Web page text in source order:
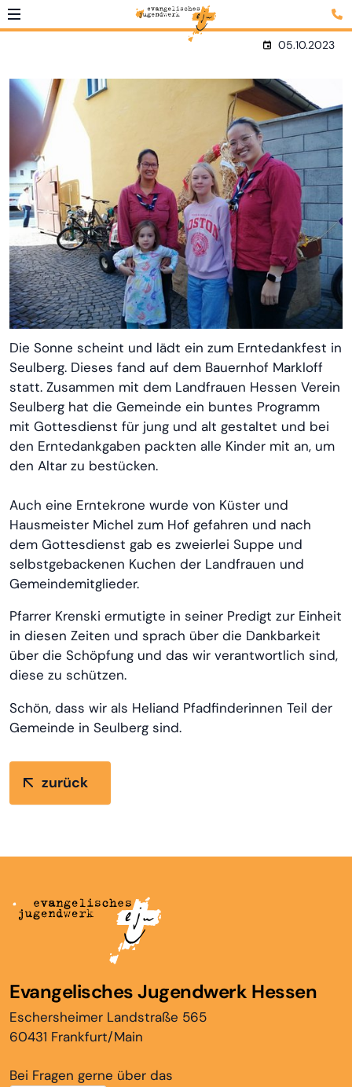
05.10.2023
Die Sonne scheint und lädt ein zum Erntedankfest in
Seulberg. Dieses fand auf dem Bauernhof Markloff
statt. Zusammen mit dem Landfrauen Hessen Verein
Seulberg hat die Gemeinde ein buntes Programm
mit Gottesdienst für jung und alt gestaltet und bei
den Erntedankgaben packten alle Kinder mit an, um
den Altar zu bestücken.
Auch eine Erntekrone wurde von Küster und
Hausmeister Michel zum Hof gefahren und nach
dem Gottesdienst gab es zweierlei Suppe und
selbstgebackenen Kuchen der Landfrauen und
Gemeindemitglieder.
Pfarrer Krenski ermutigte in seiner Predigt zur Einheit
in diesen Zeiten und sprach über die Dankbarkeit
über die Schöpfung und das wir verantwortlich sind,
diese zu schützen.
Schön, dass wir als Heliand Pfadfinderinnen Teil der
Gemeinde in Seulberg sind.
zurück
Evangelisches Jugendwerk Hessen
Eschersheimer Landstraße 565
60431 Frankfurt/Main
Bei Fragen gerne über das